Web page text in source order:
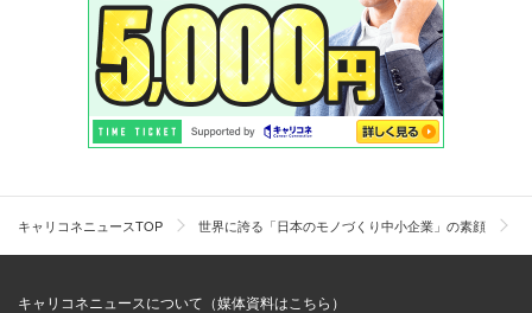
キャリコネニュースTOP 世界に誇る「日本のモノづくり中小企業」の素顔
キャリコネニュースについて（媒体資料はこちら）